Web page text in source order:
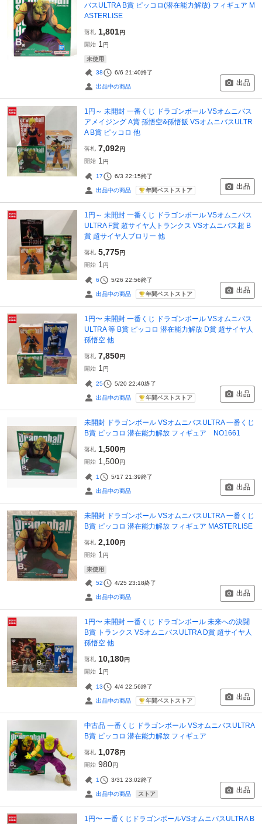
バスULTRA B賞 ピッコロ(潜在能力解放) フィギュア M
ASTERLISE
落札 1,801円
開始 1 円
未使用
38 6/6 21:40終了
出品中の商品 出品
1円～ 未開封 一番くじ ドラゴンボール VSオムニバス
アメイジング A賞 孫悟空&孫悟飯 VSオムニバスULTR
A B賞 ピッコロ 他
落札 7,092円
開始 1 円
17 6/3 22:15終了
出品中の商品 年間ベストストア 出品
1円～ 未開封 一番くじ ドラゴンボール VSオムニバス
ULTRA F賞 超サイヤ人トランクス VSオムニバス超 B
賞 超サイヤ人ブロリー 他
落札 5,775円
開始 1 円
6 5/26 22:56終了
出品中の商品 年間ベストストア 出品
1円〜 未開封 一番くじ ドラゴンボール VSオムニバス
ULTRA 等 B賞 ピッコロ 潜在能力解放 D賞 超サイヤ人
孫悟空 他
落札 7,850円
開始 1 円
25 5/20 22:40終了
出品中の商品 年間ベストストア 出品
未開封 ドラゴンボール VSオムニバスULTRA 一番くじ
B賞 ピッコロ 潜在能力解放 フィギュア NO1661
落札 1,500円
開始 1,500円
1 5/17 21:39終了
出品中の商品 出品
未開封 ドラゴンボール VSオムニバスULTRA 一番くじ
B賞 ピッコロ 潜在能力解放 フィギュア MASTERLISE
落札 2,100円
開始 1 円
未使用
52 4/25 23:18終了
出品中の商品 出品
1円〜 未開封 一番くじ ドラゴンボール 未来への決闘
B賞 トランクス VSオムニバスULTRA D賞 超サイヤ人
孫悟空 他
落札 10,180円
開始 1 円
13 4/4 22:56終了
出品中の商品 年間ベストストア 出品
中古品 一番くじ ドラゴンボール VSオムニバスULTRA
B賞 ピッコロ 潜在能力解放 フィギュア
落札 1,078円
開始 980円
1 3/31 23:02終了
出品中の商品 ストア 出品
1円〜 一番くじドラゴンボールVSオムニバスULTRA B